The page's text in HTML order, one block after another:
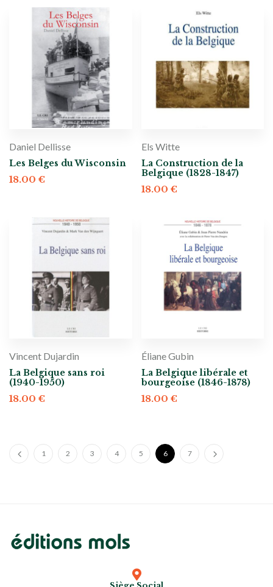
Daniel Dellisse
Les Belges du Wisconsin
18.00 €
Els Witte
La Construction de la
Belgique (1828-1847)
18.00 €
Vincent Dujardin
La Belgique sans roi
(1940-1950)
18.00 €
Éliane Gubin
La Belgique libérale et
bourgeoise (1846-1878)
18.00 €
1 2 3 4 5 6 7